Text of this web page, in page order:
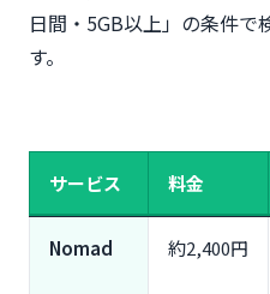
日間・5GB以上」の条件で
す。
サービス 料金
Nomad 約2,400円